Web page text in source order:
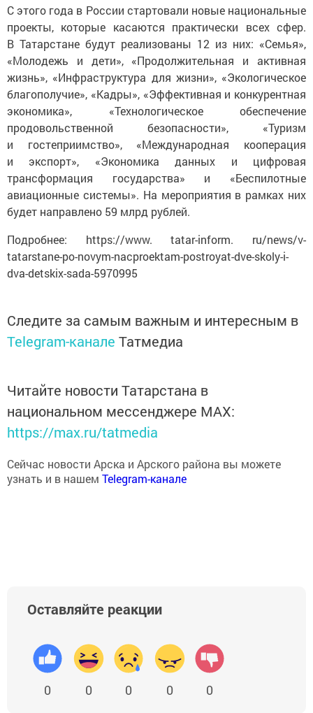
С этого года в России стартовали новые национальные
проекты, которые касаются практически всех сфер.
В Татарстане будут реализованы 12 из них: «Семья»,
«Молодежь и дети», «Продолжительная и активная
жизнь», «Инфраструктура для жизни», «Экологическое
благополучие», «Кадры», «Эффективная и конкурентная
экономика», «Технологическое обеспечение
продовольственной безопасности», «Туризм
и гостеприимство», «Международная кооперация
и экспорт», «Экономика данных и цифровая
трансформация государства» и «Беспилотные
авиационные системы». На мероприятия в рамках них
будет направлено 59 млрд рублей.
Подробнее: https://www. tatar-inform. ru/news/v-
tatarstane-po-novym-nacproektam-postroyat-dve-skoly-i-
dva-detskix-sada-5970995
Следите за самым важным и интересным в
Telegram-канале Татмедиа
Читайте новости Татарстана в
национальном мессенджере MАХ:
https://max.ru/tatmedia
Сейчас новости Арска и Арского района вы можете
узнать и в нашем Telegram-канале
Оставляйте реакции
0 0 0 0 0